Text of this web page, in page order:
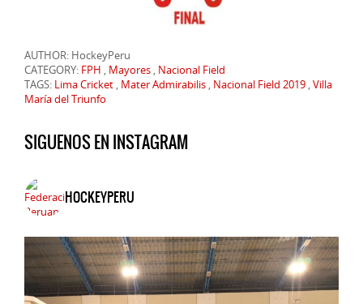
AUTHOR: HockeyPeru
CATEGORY: FPH , Mayores , Nacional Field
TAGS: Lima Cricket , Mater Admirabilis , Nacional Field 2019 ,Villa
María del Triunfo
SIGUENOS EN INSTAGRAM
HOCKEYPERU